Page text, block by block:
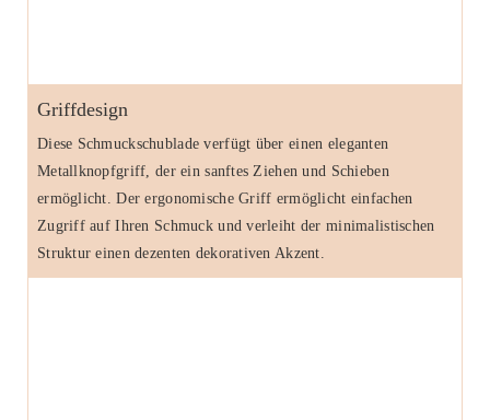
Griffdesign
Diese Schmuckschublade verfügt über einen eleganten
Metallknopfgriff, der ein sanftes Ziehen und Schieben
ermöglicht. Der ergonomische Griff ermöglicht einfachen
Zugriff auf Ihren Schmuck und verleiht der minimalistischen
Struktur einen dezenten dekorativen Akzent.